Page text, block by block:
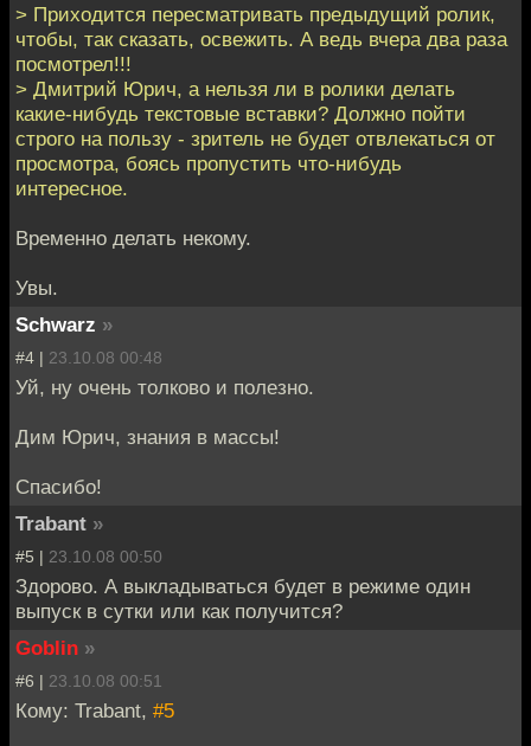
> Приходится пересматривать предыдущий ролик,
чтобы, так сказать, освежить. А ведь вчера два раза
посмотрел!!!
> Дмитрий Юрич, а нельзя ли в ролики делать
какие-нибудь текстовые вставки? Должно пойти
строго на пользу - зритель не будет отвлекаться от
просмотра, боясь пропустить что-нибудь
интересное.
Временно делать некому.
Увы.
Schwarz »
#4 | 23.10.08 00:48
Уй, ну очень толково и полезно.
Дим Юрич, знания в массы!
Спасибо!
Trabant »
#5 | 23.10.08 00:50
Здорово. А выкладываться будет в режиме один
выпуск в сутки или как получится?
Goblin »
#6 | 23.10.08 00:51
Кому: Trabant, #5